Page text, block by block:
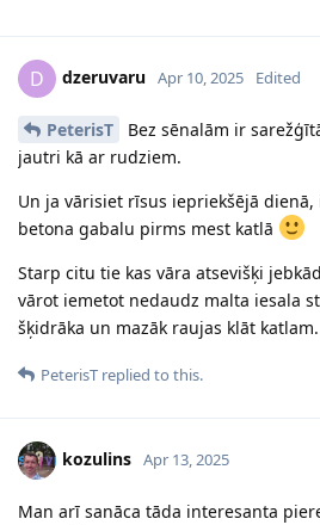
D dzeruvaru Apr 10, 2025 Edited
PeterisT
Bez sēnalām ir
jautri kā ar rudziem.
Un ja vārisiet rīsus iepriekšējā
betona gabalu pirms mest katlā
Starp citu tie kas vāra atsevišķi
vārot iemetot nedaudz malta iesala
šķidrāka un mazāk raujas klāt katlam.
PeterisT replied to this.
kozulins Apr 13, 2025
Man arī sanāca tāda interesanta